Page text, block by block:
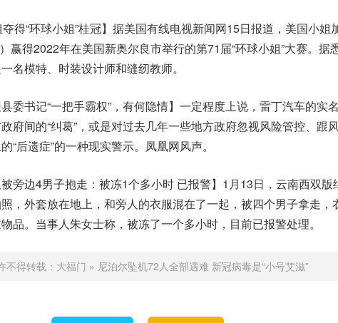
夺得“环球小姐”桂冠】据美国有线电视新闻网15日报道，美国小姐
）赢得2022年在美国新奥尔良市举行的第71届“环球小姐”大赛。据
名模特、时装设计师和缝纫教师。
县委书记“一把手霸权”，有何隐情】一定程度上说，雷丁汽车的实
府间的“纠葛”，或是对过去几年一些地方政府忽视风险管控、跟
“后遗症”的一种现实警示。凤凰网风声。
被旁边4男子抱走：被冻1个多小时 已报警】1月13日，云南西双版
，外套放在地上，和旁人的衣服混在了一起，被四个男子拿走，
品。当事人朱女士称，被冻了一个多小时，目前已报警处理。
不得转载： 大福门 » 尼泊尔坠机72人全部遇难 新冠病毒是“小号艾滋”